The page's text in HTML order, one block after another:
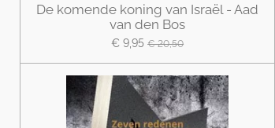
De komende koning van Israël - Aad
van den Bos
€ 9,95 € 20,50